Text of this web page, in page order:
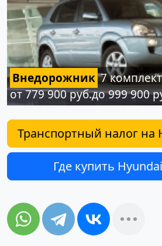
Внедорожник7
от 779 900 руб.до 999 900
Транспортный налог на
Где купить